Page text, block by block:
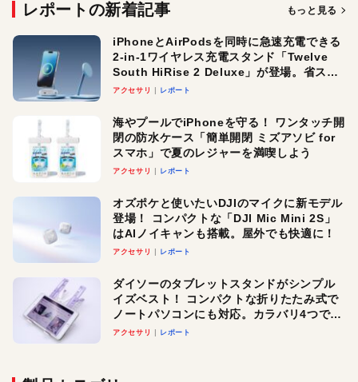
レポートの新着記事 もっと見る
iPhoneとAirPodsを同時に急速充電できる
2-in-1ワイヤレス充電スタンド「Twelve
South HiRise 2 Deluxe」が登場。省スペ
ースでおしゃれに充電したい人にオスス
アクセサリ レポート
海やプールでiPhoneを守る！ ワンタッチ開
閉の防水ケース「簡単開閉 ミズアソビ for
スマホ」で夏のレジャーを満喫しよう
アクセサリ レポート
オズポケと使いたいDJIのマイクに新モデル
登場！ コンパクトな「DJI Mic Mini 2S」
はAIノイキャンも搭載。屋外でも快適に！
アクセサリ レポート
ダイソーのタブレットスタンドがシンプル
イズベスト！ コンパクトな折りたたみ式で
ノートパソコンにも対応。カラバリ4つで選
べる楽しさも
アクセサリ レポート